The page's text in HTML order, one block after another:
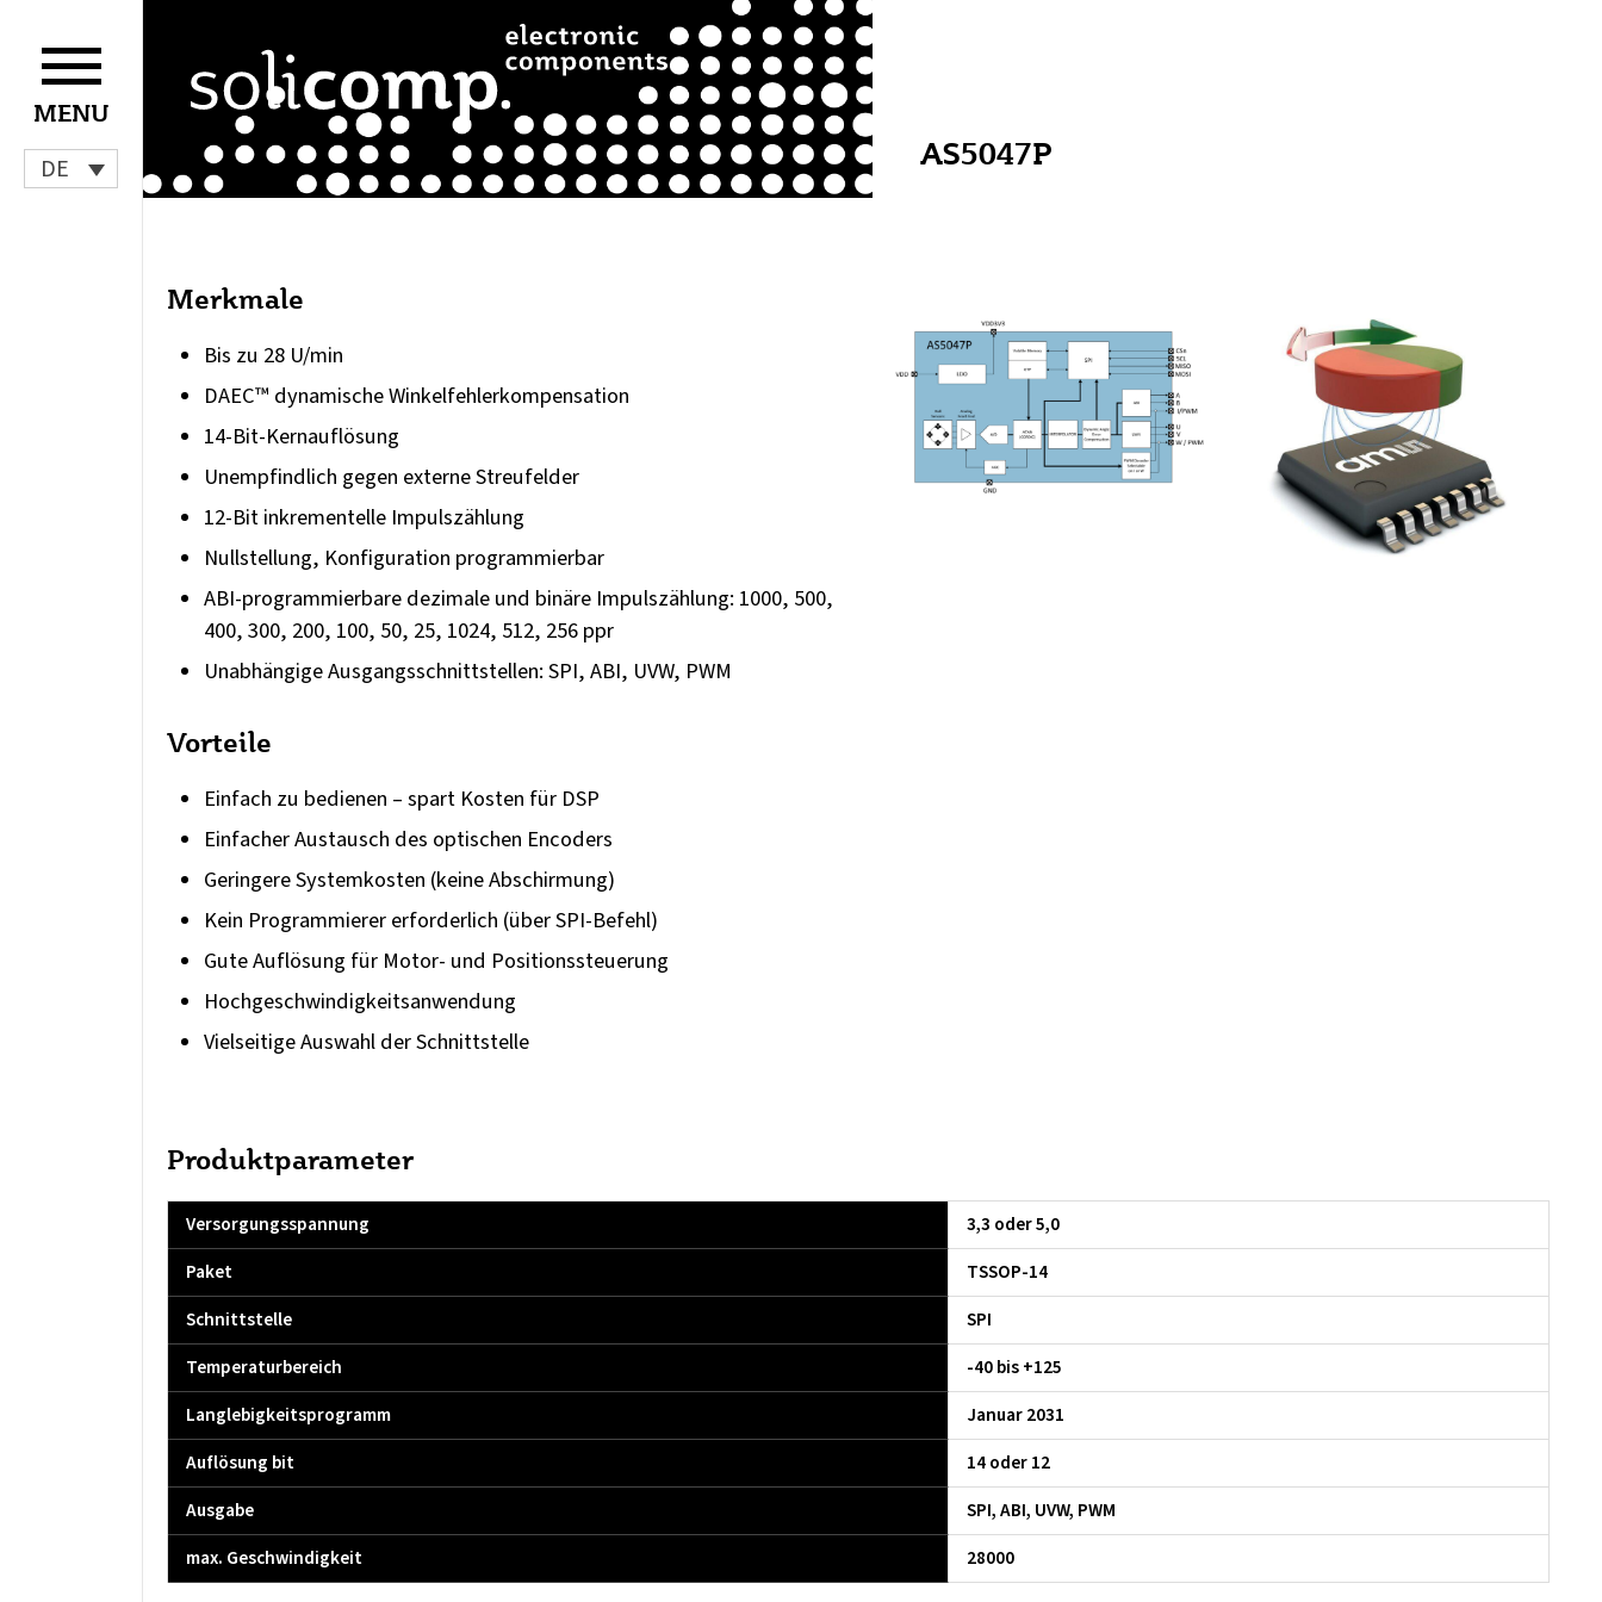
MENU
DE
Inhalt
springen
AS5047P
Merkmale
Bis zu 28 U/min
DAEC™ dynamische Winkelfehlerkompensation
14-Bit-Kernauflösung
Unempfindlich gegen externe Streufelder
12-Bit inkrementelle Impulszählung
Nullstellung, Konfiguration programmierbar
ABI-programmierbare dezimale und binäre Impulszählung: 1000, 500,
400, 300, 200, 100, 50, 25, 1024, 512, 256 ppr
Unabhängige Ausgangsschnittstellen: SPI, ABI, UVW, PWM
Vorteile
Einfach zu bedienen – spart Kosten für DSP
Einfacher Austausch des optischen Encoders
Geringere Systemkosten (keine Abschirmung)
Kein Programmierer erforderlich (über SPI-Befehl)
Gute Auflösung für Motor- und Positionssteuerung
Hochgeschwindigkeitsanwendung
Vielseitige Auswahl der Schnittstelle
Produktparameter
Versorgungsspannung
3,3 oder 5,0
Paket
TSSOP-14
Schnittstelle
SPI
Temperaturbereich
-40 bis +125
Langlebigkeitsprogramm
Januar 2031
Auflösung bit
14 oder 12
Ausgabe
SPI, ABI, UVW, PWM
max. Geschwindigkeit
28000